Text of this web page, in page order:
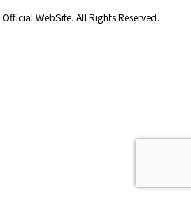
Official WebSite. All Rights Reserved.